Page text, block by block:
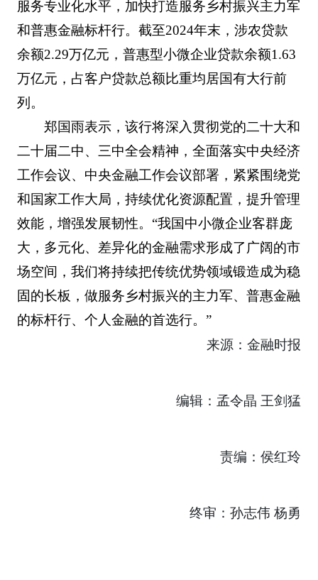
服务专业化水平，加快打造服务乡村振兴主力军
和普惠金融标杆行。截至2024年末，涉农贷款
余额2.29万亿元，普惠型小微企业贷款余额1.63
万亿元，占客户贷款总额比重均居国有大行前
列。
郑国雨表示，该行将深入贯彻党的二十大和
二十届二中、三中全会精神，全面落实中央经济
工作会议、中央金融工作会议部署，紧紧围绕党
和国家工作大局，持续优化资源配置，提升管理
效能，增强发展韧性。“我国中小微企业客群庞
大，多元化、差异化的金融需求形成了广阔的市
场空间，我们将持续把传统优势领域锻造成为稳
固的长板，做服务乡村振兴的主力军、普惠金融
的标杆行、个人金融的首选行。”
来源：金融时报
编辑：孟令晶 王剑猛
责编：侯红玲
终审：孙志伟 杨勇